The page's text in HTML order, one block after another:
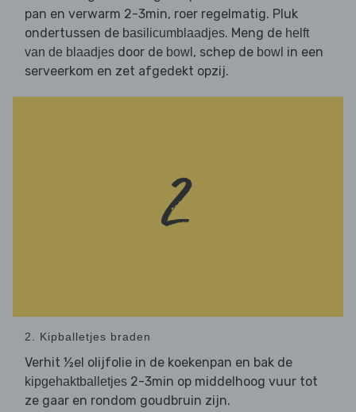
pan en verwarm 2-3min, roer regelmatig. Pluk
ondertussen de basilicumblaadjes. Meng de helft
van de blaadjes door de bowl , schep de bowl in een
serveerkom en zet afgedekt opzij.
2. Kipballetjes braden
Verhit ½el olijfolie in de koekenpan en bak de
kipgehaktballetjes 2-3min op middelhoog vuur tot
ze gaar en rondom goudbruin zijn.